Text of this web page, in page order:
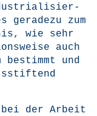
zum
wie sehr
auch
bestimmt und
bei der Arbeit